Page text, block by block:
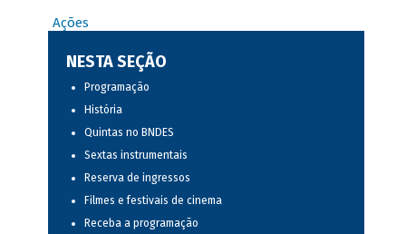
Ações
NESTA SEÇÃO
Programação
História
Quintas no BNDES
Sextas instrumentais
Reserva de ingressos
Filmes e festivais de cinema
Receba a programação